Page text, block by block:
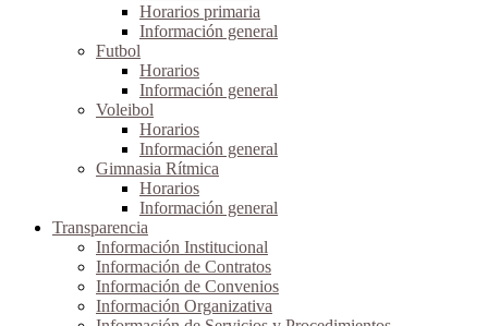
Horarios primaria
Información general
Futbol
Horarios
Información general
Voleibol
Horarios
Información general
Gimnasia Rítmica
Horarios
Información general
Transparencia
Información Institucional
Información de Contratos
Información de Convenios
Información Organizativa